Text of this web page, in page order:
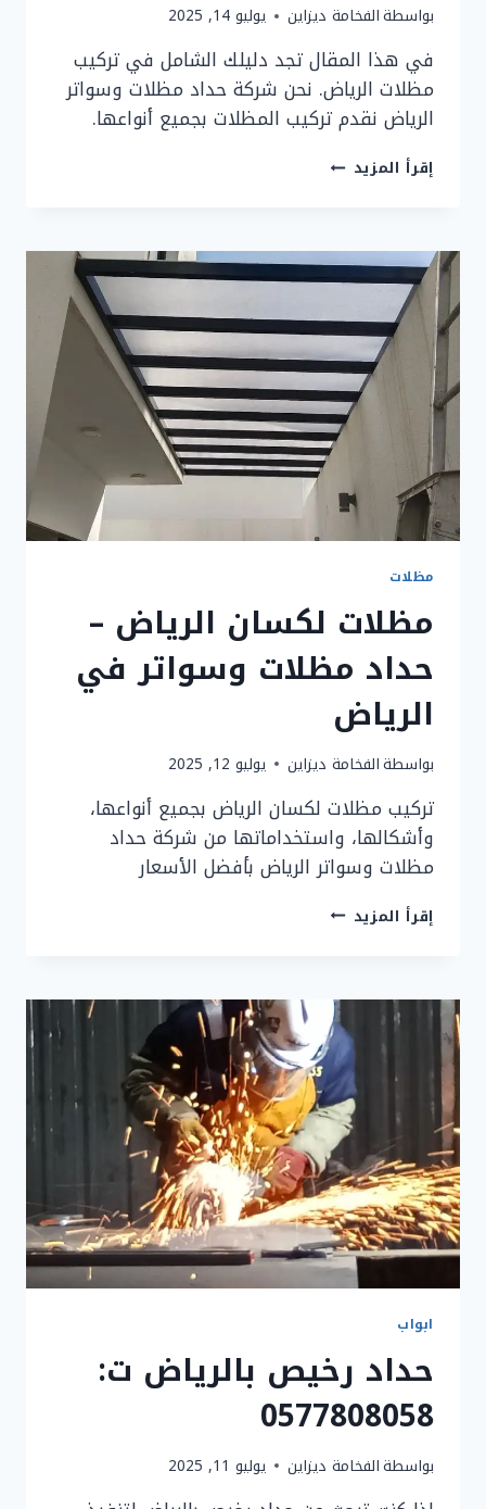
بواسطةالفخامة ديزاين يوليو 14, 2025
في هذا المقال تجد دليلك الشامل في تركيب
مظلات الرياض. نحن شركة حداد مظلات وسواتر
الرياض نقدم تركيب المظلات بجميع أنواعها.
إقرأ المزيد تركيب
حداد
مظلات
الرياض
0577808058
مظلات
مظلات لكسان الرياض –
حداد مظلات وسواتر في
الرياض
بواسطةالفخامة ديزاين يوليو 12, 2025
تركيب مظلات لكسان الرياض بجميع أنواعها،
وأشكالها، واستخداماتها من شركة حداد
مظلات وسواتر الرياض بأفضل الأسعار
إقرأ المزيد مظلات
حداد
مظلات
وسواتر
في
الرياض
ابواب
حداد رخيص بالرياض ت:
0577808058
بواسطةالفخامة ديزاين يوليو 11, 2025